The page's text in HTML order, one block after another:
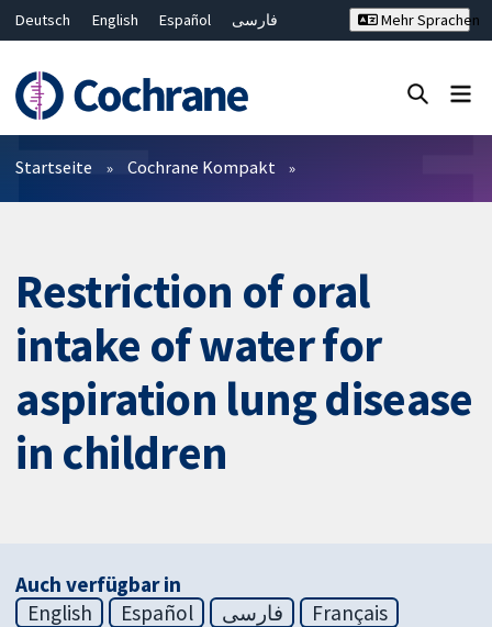
Deutsch English Español
فارسی
Bahasa Malaysia
ไทย
繁體中文
简体中文
Mehr Sprachen
Filter
Startseite Cochrane Kompakt
Restriction of oral
intake of water for
aspiration lung disease
in children
Auch verfügbar in
English
Español فارسی Français